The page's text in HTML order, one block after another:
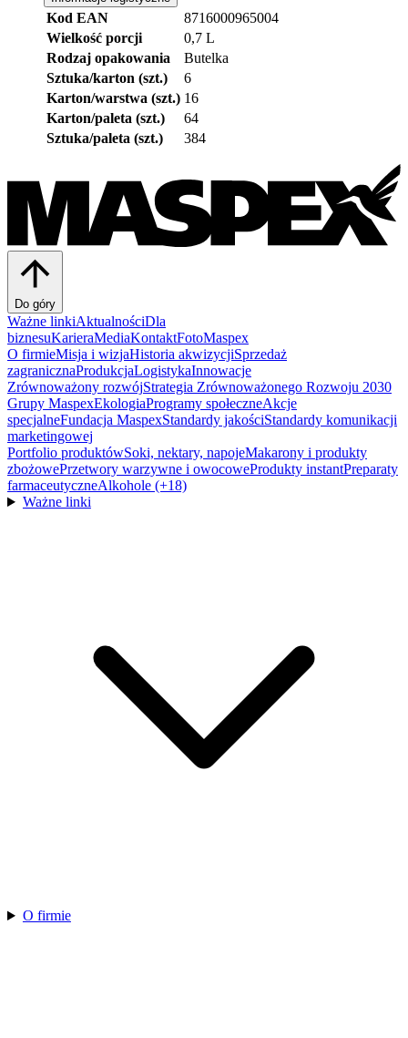
Kod EAN
8716000965004
Wielkość porcji
0,7 L
Rodzaj opakowania
Butelka
Sztuka/karton (szt.)
6
Karton/warstwa (szt.) 16
Karton/paleta (szt.)
64
Sztuka/paleta (szt.)
384
Do góry
Ważne linkiAktualnościDla
biznesuKarieraMediaKontaktFotoMaspex
O firmieMisja i wizjaHistoria akwizycjiSprzedaż
zagranicznaProdukcjaLogistykaInnowacje
Zrównoważony rozwójStrategia Zrównoważonego Rozwoju 2030
Grupy MaspexEkologiaProgramy społeczneAkcje
specjalneFundacja MaspexStandardy jakościStandardy komunikacji
marketingowej
Portfolio produktówSoki, nektary, napojeMakarony i produkty
zbożowePrzetwory warzywne i owocoweProdukty instantPreparaty
farmaceutyczneAlkohole (+18)
Ważne linki
O firmie